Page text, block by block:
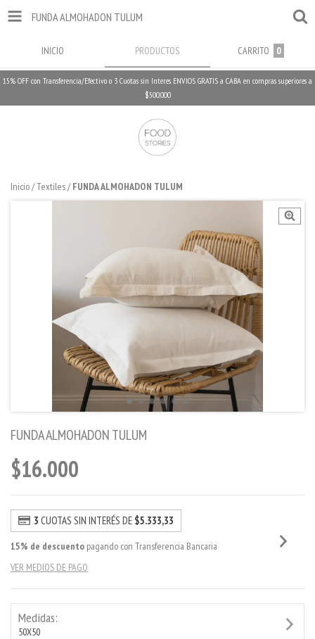
FUNDA ALMOHADON TULUM
INICIO PRODUCTOS CARRITO 0
15% OFF con Transferencia/Efectivo o 3 Cuotas sin Interes. ENVIOS GRATIS a CABA en compras superiores a
$500.000
Inicio/Textiles/ FUNDA ALMOHADON TULUM
FUNDA ALMOHADON TULUM
$16.000
3 CUOTAS SIN INTERÉS DE $5.333,33
15% de descuento pagando con Transferencia Bancaria
VER MEDIOS DE PAGO
Medidas:
50X50